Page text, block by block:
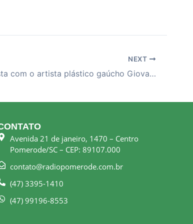
NEXT
30-10-25 – Entrevista com o artista plástico gaúcho Giovanni Bocchi Nejar
Avenida 21 de janeiro, 1470 – Centro
Pomerode/SC – CEP: 89107.000
contato@radiopomerode.com.br
(47) 3395-1410
(47) 99196-8553